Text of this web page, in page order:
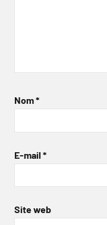
Nom*
E-mail *
Site web